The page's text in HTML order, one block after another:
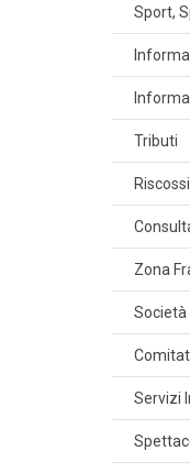
Sport,
Tributi
Zona
Società
Servizi